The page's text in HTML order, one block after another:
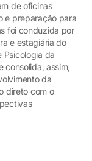
de oficinas
e preparação para
foi conduzida por
e estagiária do
Psicologia da
consolida, assim,
da
direto com o